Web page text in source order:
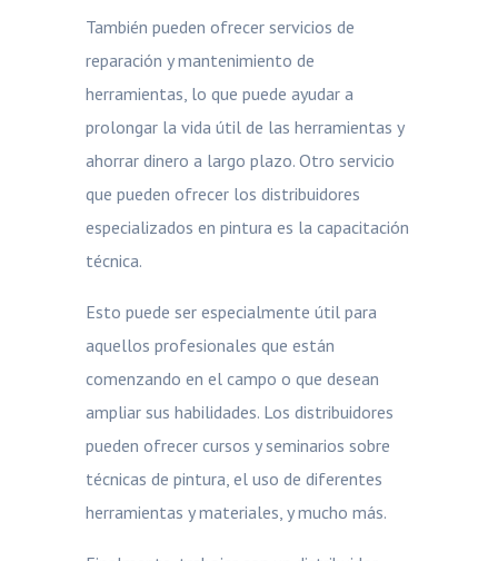
También pueden ofrecer servicios de
reparación y mantenimiento de
herramientas, lo que puede ayudar a
prolongar la vida útil de las herramientas y
ahorrar dinero a largo plazo. Otro servicio
que pueden ofrecer los distribuidores
especializados en pintura es la capacitación
técnica.
Esto puede ser especialmente útil para
aquellos profesionales que están
comenzando en el campo o que desean
ampliar sus habilidades. Los distribuidores
pueden ofrecer cursos y seminarios sobre
técnicas de pintura, el uso de diferentes
herramientas y materiales, y mucho más.